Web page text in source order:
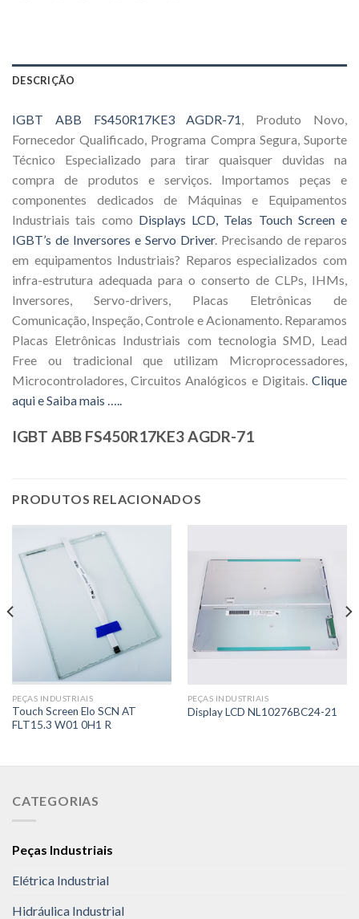
DESCRIÇÃO
IGBT ABB FS450R17KE3 AGDR-71, Produto Novo,
Fornecedor Qualificado, Programa Compra Segura, Suporte
Técnico Especializado para tirar quaisquer duvidas na
compra de produtos e serviços. Importamos peças e
componentes dedicados de Máquinas e Equipamentos
Industriais tais como Displays LCD, Telas Touch Screen e
IGBT’s de Inversores e Servo Driver. Precisando de reparos
em equipamentos Industriais? Reparos especializados com
infra-estrutura adequada para o conserto de CLPs, IHMs,
Inversores, Servo-drivers, Placas Eletrônicas de
Comunicação, Inspeção, Controle e Acionamento. Reparamos
Placas Eletrônicas Industriais com tecnologia SMD, Lead
Free ou tradicional que utilizam Microprocessadores,
Microcontroladores, Circuitos Analógicos e Digitais. Clique
aqui e Saiba mais …..
IGBT ABB FS450R17KE3 AGDR-71
PRODUTOS RELACIONADOS
PEÇAS INDUSTRIAIS
Touch Screen Elo SCN AT
FLT15.3 W01 0H1 R
PEÇAS INDUSTRIAIS
Display LCD NL10276BC24-21
CATEGORIAS
Peças Industriais
Elétrica Industrial
Hidráulica Industrial